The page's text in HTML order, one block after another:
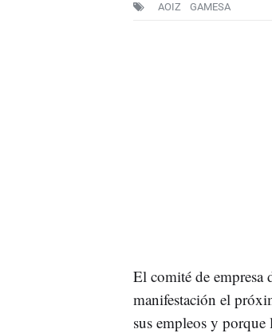
AOIZ GAMESA
El comité de empresa
manifestación el
sus empleos y